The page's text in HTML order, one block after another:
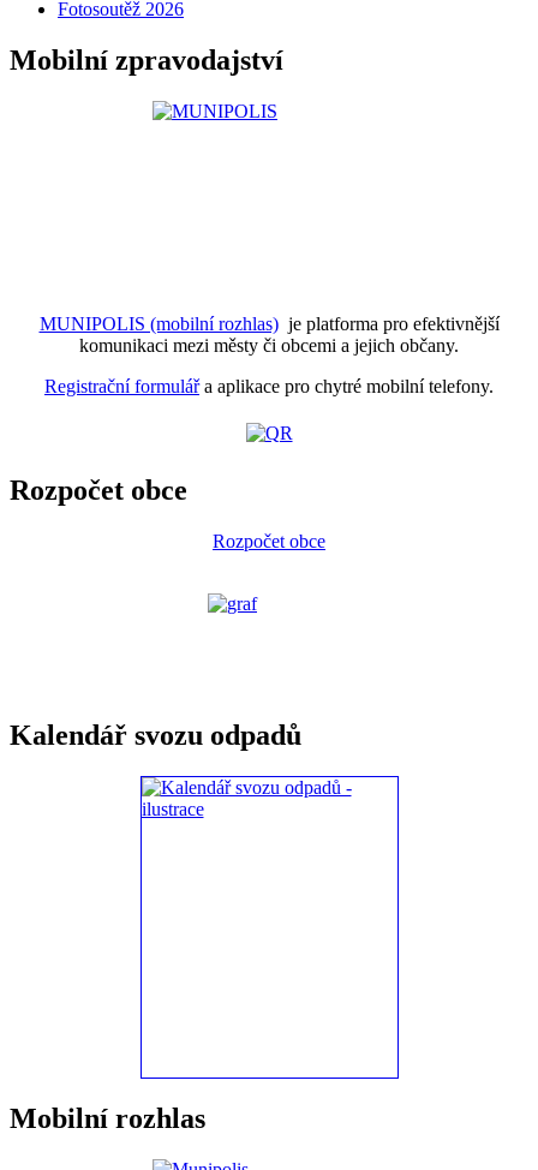
Fotosoutěž 2026
Mobilní zpravodajství
MUNIPOLIS (mobilní rozhlas)je platforma pro efektivnější
komunikaci mezi městy či obcemi a jejich občany.
Registrační formulářa aplikace pro chytré mobilní telefony.
Rozpočet obce
Rozpočet obce
Kalendář svozu odpadů
Mobilní rozhlas